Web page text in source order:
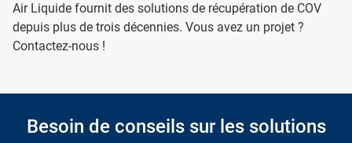
Air Liquide fournit des solutions de récupération de COV
depuis plus de trois décennies. Vous avez un projet ?
Contactez-nous !
Besoin de conseils sur les solutions